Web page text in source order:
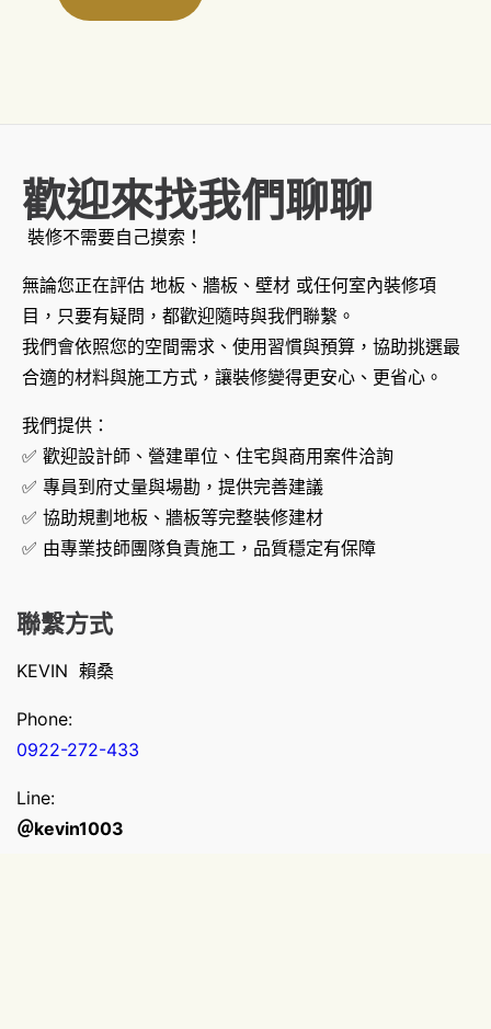
歡迎來找我們聊聊
裝修不需要自己摸索！
無論您正在評估 地板、牆板、壁材 或任何室內裝修項
目，只要有疑問，都歡迎隨時與我們聯繫。
我們會依照您的空間需求、使用習慣與預算，協助挑選最
合適的材料與施工方式，讓裝修變得更安心、更省心。
我們提供：
✅ 歡迎設計師、營建單位、住宅與商用案件洽詢
✅ 專員到府丈量與場勘，提供完善建議
✅ 協助規劃地板、牆板等完整裝修建材
✅ 由專業技師團隊負責施工，品質穩定有保障
聯繫方式
KEVIN 賴桑
Phone:
0922-272-433
Line:
＠kevin1003